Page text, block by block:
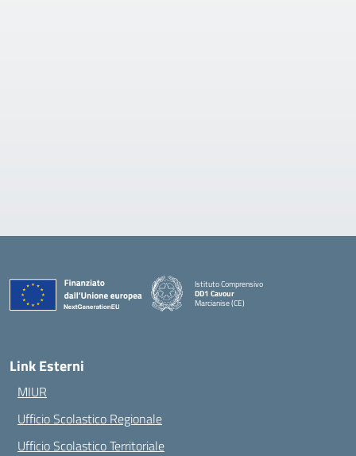
Istituto Comprensivo
DD1 Cavour
Marcianise (CE)
Link Esterni
MIUR
Ufficio Scolastico Regionale
Ufficio Scolastico Territoriale